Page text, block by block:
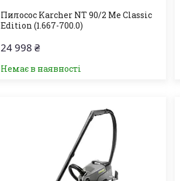
Пилосос Karcher NT 90/2 Me Classic
Edition (1.667-700.0)
24 998 ₴
Немає в наявності